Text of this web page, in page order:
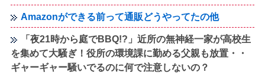
Amazonができる前って通販どうやってたの他
「夜21時から庭でBBQ!?」近所の無神経一家が高校生
を集めて大騒ぎ！役所の環境課に勤める父親も放置・・
ギャーギャー騒いでるのに何で注意しないの？